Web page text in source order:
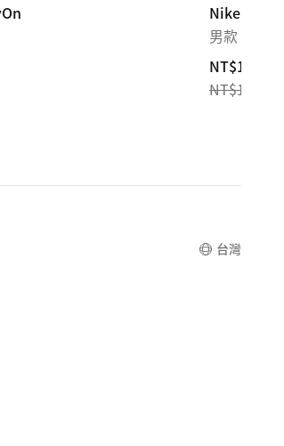
Nike
男款
current
price
台灣